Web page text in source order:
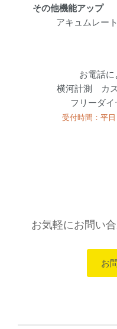
その他機能アップ
アキュムレー
お電話
横河計測 カ
フリーダイ
受付時間：平
お気軽にお問い
お